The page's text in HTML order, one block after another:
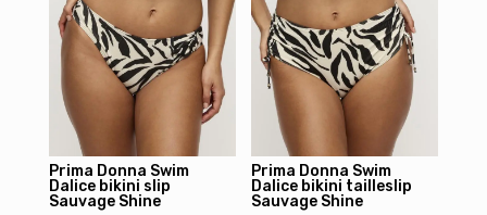
Prima Donna Swim
Dalice bikini slip
Sauvage Shine
Prima Donna Swim
Dalice bikini tailleslip
Sauvage Shine